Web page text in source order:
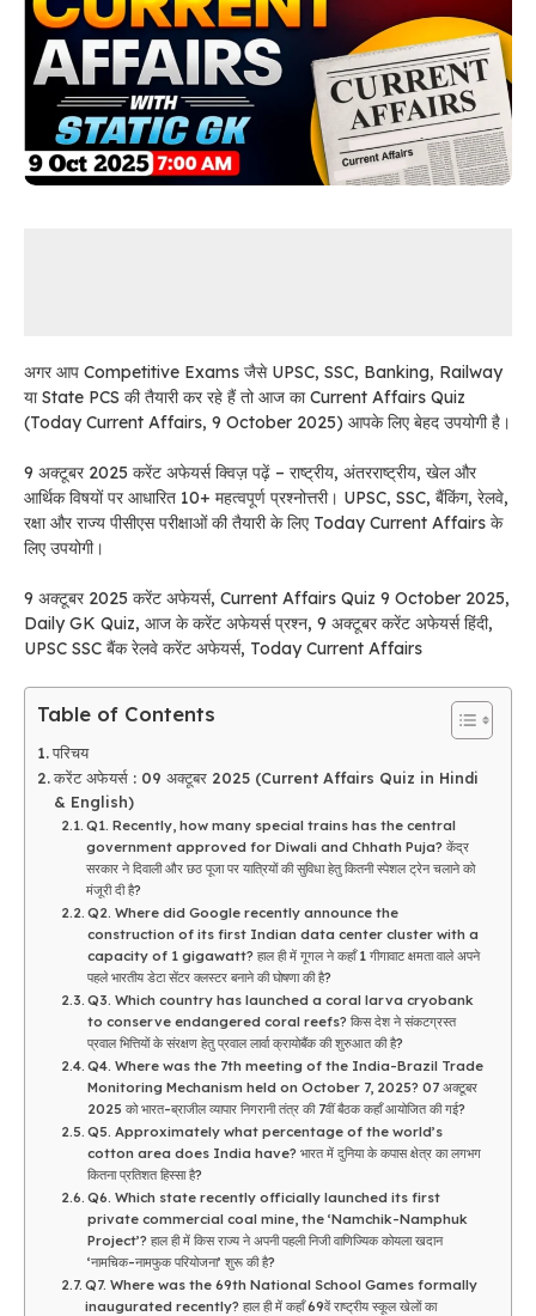
अगर आप Competitive Exams जैसे UPSC, SSC, Banking, Railway
या State PCS की तैयारी कर रहे हैं तो आज का Current Affairs Quiz
(Today Current Affairs, 9 October 2025) आपके लिए बेहद उपयोगी है।
9 अक्टूबर 2025 करेंट अफेयर्स क्विज़ पढ़ें – राष्ट्रीय, अंतरराष्ट्रीय, खेल और
आर्थिक विषयों पर आधारित 10+ महत्वपूर्ण प्रश्नोत्तरी। UPSC, SSC, बैंकिंग, रेलवे,
रक्षा और राज्य पीसीएस परीक्षाओं की तैयारी के लिए Today Current Affairs के
लिए उपयोगी।
9 अक्टूबर 2025 करेंट अफेयर्स, Current Affairs Quiz 9 October 2025,
Daily GK Quiz, आज के करेंट अफेयर्स प्रश्न, 9 अक्टूबर करेंट अफेयर्स हिंदी,
UPSC SSC बैंक रेलवे करेंट अफेयर्स, Today Current Affairs
Table of Contents
परिचय
करेंट अफेयर्स : 09 अक्टूबर 2025 (Current Affairs Quiz in Hindi
& English)
Q1. Recently, how many special trains has the central
government approved for Diwali and Chhath Puja? केंद्र
सरकार ने दिवाली और छठ पूजा पर यात्रियों की सुविधा हेतु कितनी स्पेशल ट्रेन चलाने को
मंजूरी दी है?
Q2. Where did Google recently announce the
construction of its first Indian data center cluster with a
capacity of 1 gigawatt? हाल ही में गूगल ने कहाँ 1 गीगावाट क्षमता वाले अपने
पहले भारतीय डेटा सेंटर क्लस्टर बनाने की घोषणा की है?
Q3. Which country has launched a coral larva cryobank
to conserve endangered coral reefs? किस देश ने संकटग्रस्त
प्रवाल भित्तियों के संरक्षण हेतु प्रवाल लार्वा क्रायोबैंक की शुरुआत की है?
Q4. Where was the 7th meeting of the India-Brazil Trade
Monitoring Mechanism held on October 7, 2025? 07 अक्टूबर
2025 को भारत-ब्राजील व्यापार निगरानी तंत्र की 7वीं बैठक कहाँ आयोजित की गई?
Q5. Approximately what percentage of the world’s
cotton area does India have? भारत में दुनिया के कपास क्षेत्र का लगभग
कितना प्रतिशत हिस्सा है?
Q6. Which state recently officially launched its first
private commercial coal mine, the ‘Namchik-Namphuk
Project’? हाल ही में किस राज्य ने अपनी पहली निजी वाणिज्यिक कोयला खदान
‘नामचिक-नामफुक परियोजना’ शुरू की है?
Q7. Where was the 69th National School Games formally
inaugurated recently? हाल ही में कहाँ 69वें राष्ट्रीय स्कूल खेलों का